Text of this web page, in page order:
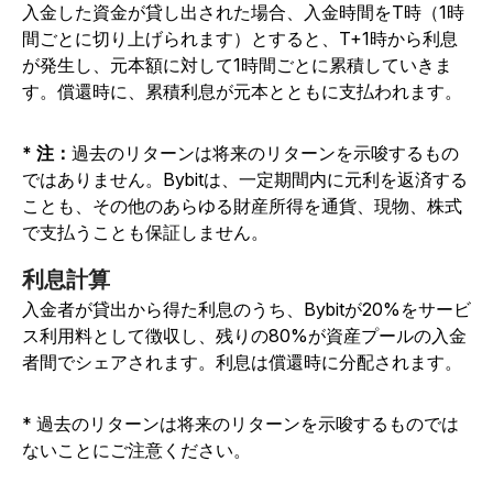
入金した資金が貸し出された場合、入金時間をT時（1時
間ごとに切り上げられます）とすると、T+1時から利息
が発生し、元本額に対して1時間ごとに累積していきま
す。償還時に、累積利息が元本とともに支払われます。
* 注： 過去のリターンは将来のリターンを示唆するもの
ではありません。Bybitは、一定期間内に元利を返済する
ことも、その他のあらゆる財産所得を通貨、現物、株式
で支払うことも保証しません。
利息計算
入金者が貸出から得た利息のうち、Bybitが20%をサービ
ス利用料として徴収し、残りの80%が資産プールの入金
者間でシェアされます。利息は償還時に分配されます。
* 過去のリターンは将来のリターンを示唆するものでは
ないことにご注意ください。